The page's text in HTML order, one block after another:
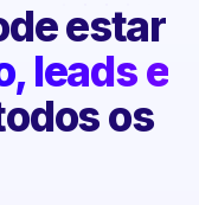
estar
leads e
os